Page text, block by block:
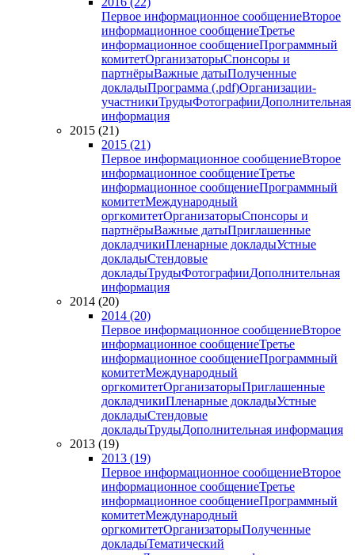
Первое информационное сообщениеВторое
информационное сообщениеТретье
информационное сообщениеПрограммный
комитетОрганизаторыСпонсоры и
партнёрыВажные датыПолученные
докладыПрограмма (.pdf)Организации-
участникиТрудыФотографииДополнительная
информация
2015 (21)
2015 (21)
Первое информационное сообщениеВторое
информационное сообщениеТретье
информационное сообщениеПрограммный
комитетМеждународный
оргкомитетОрганизаторыСпонсоры и
партнёрыВажные датыПриглашенные
докладчикиПленарные докладыУстные
докладыСтендовые
докладыТрудыФотографииДополнительная
информация
2014 (20)
2014 (20)
Первое информационное сообщениеВторое
информационное сообщениеТретье
информационное сообщениеПрограммный
комитетМеждународный
оргкомитетОрганизаторыПриглашенные
докладчикиПленарные докладыУстные
докладыСтендовые
докладыТрудыДополнительная информация
2013 (19)
2013 (19)
Первое информационное сообщениеВторое
информационное сообщениеТретье
информационное сообщениеПрограммный
комитетМеждународный
оргкомитетОрганизаторыПолученные
докладыТематический